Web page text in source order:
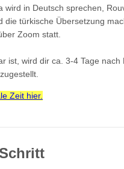
in Deutsch sprechen,
türkische Übersetzung
Zoom statt.
ist, wird dir ca. 3-4 Tage nach
Zeit hier.